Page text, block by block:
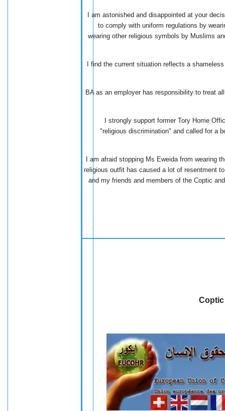
I am astonished and disappointed at your
to comply with uniform regulations by
wearing other religious symbols by Muslims
I find the current situation reflects a
BA as an employer has responsibility to treat
I strongly support former Tory Home
"religious discrimination" and called for a
I am afraid stopping Ms Eweida from wearing
religious outfit has caused a lot of resentment
and my friends and members of the Coptic